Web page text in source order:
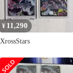
¥ 11,290
XrossStars